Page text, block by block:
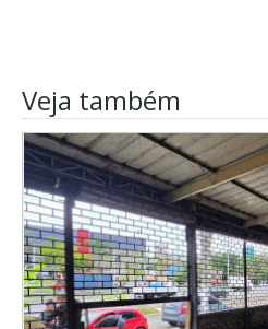
Veja também